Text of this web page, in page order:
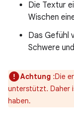
Die Textur
Wischen
Das Gefühl
Schwere
Achtung :Die
unterstützt. Daher
haben.